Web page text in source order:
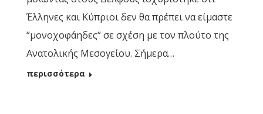
Έλληνες και Κύπριοι δεν θα πρέπει να είμαστε
“μονοχοφάηδες“ σε σχέση με τον πλούτο της
Ανατολικής Μεσογείου. Σήμερα…
περισσότερα